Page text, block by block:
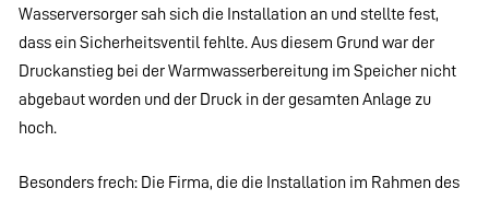
Wasserversorger sah sich die Installation an und stellte fest,
dass ein Sicherheitsventil fehlte. Aus diesem Grund war der
Druckanstieg bei der Warmwasserbereitung im Speicher nicht
abgebaut worden und der Druck in der gesamten Anlage zu
hoch.
Besonders frech: Die Firma, die die Installation im Rahmen des